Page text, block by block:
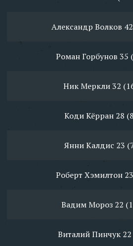
Александр Волков
Роман Горбунов 35
Ник Меркли 32
Коди Кёрран 28
Янни Калдис 23
Роберт Хэмилтон
Вадим Мороз 22
Виталий Пинчук 22